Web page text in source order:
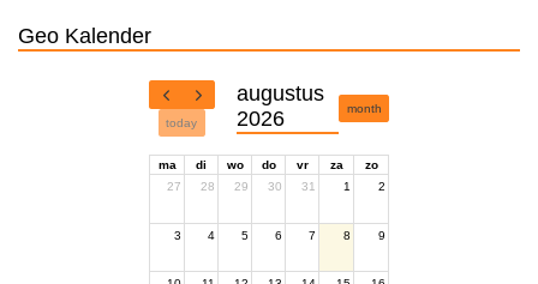
Geo Kalender
today
augustus
2026
month
ma di wo do vr za
zo
27
28 29 30 31 1 2
3 4 5 6 7 8 9